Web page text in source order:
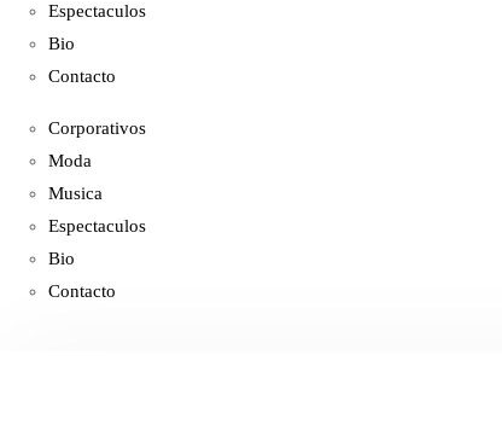
Espectaculos
Bio
Contacto
Corporativos
Moda
Musica
Espectaculos
Bio
Contacto